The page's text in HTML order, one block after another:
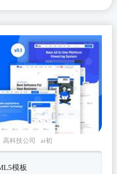
高科技公司
ai初
模板